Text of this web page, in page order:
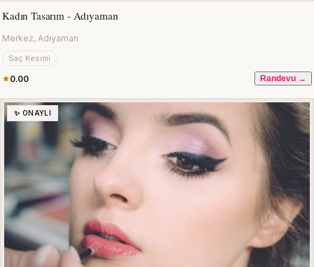
Kadın Tasarım - Adıyaman
Merkez, Adıyaman
Saç Kesimi
0.00 Randevu →
✨ ONAYLI